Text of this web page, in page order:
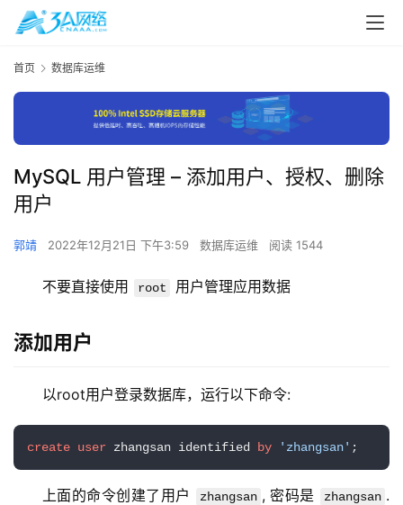
首页 数据库运维
MySQL 用户管理 – 添加用户、授权、删除
用户
郭靖 2022年12月21日 下午3:59 数据库运维 阅读 1544
不要直接使用 root 用户管理应用数据
添加用户
以root用户登录数据库，运行以下命令:
create user zhangsan identified by 'zhangsan'
上面的命令创建了用户 zhangsan , 密码是 zhangsan .